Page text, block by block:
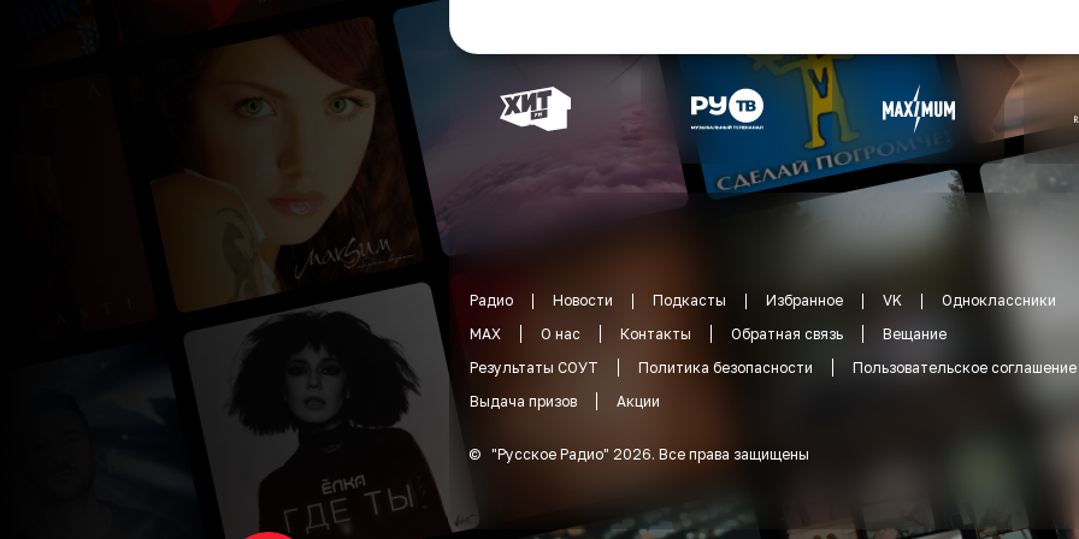
Радио Новости Подкасты Избранное VK
Одноклассники
MAX
О нас Контакты Обратная связь
Вещание
Результаты СОУТ
Политика безопасности
Пользовательское соглашение
Выдача призов
Акции
© "Русское Радио" 2026. Все права защищены